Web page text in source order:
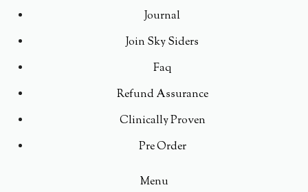
Journal
Join Sky Siders
Faq
Refund Assurance
Clinically Proven
Pre Order
Menu